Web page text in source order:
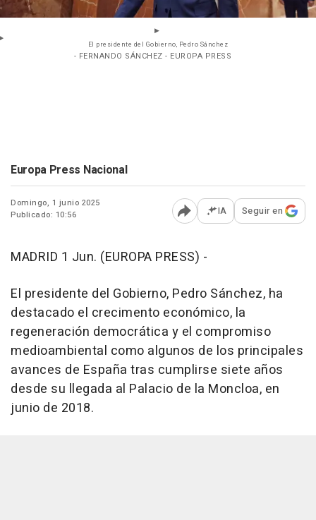
El presidente del Gobierno, Pedro Sánchez
- FERNANDO SÁNCHEZ - EUROPA PRESS
Europa Press Nacional
Domingo, 1 junio 2025
Publicado: 10:56
Abrir opciones para
IA Seguir en
MADRID 1 Jun. (EUROPA PRESS) -
El presidente del Gobierno, Pedro Sánchez, ha
destacado el crecimento económico, la
regeneración democrática y el compromiso
medioambiental como algunos de los principales
avances de España tras cumplirse siete años
desde su llegada al Palacio de la Moncloa, en
junio de 2018.